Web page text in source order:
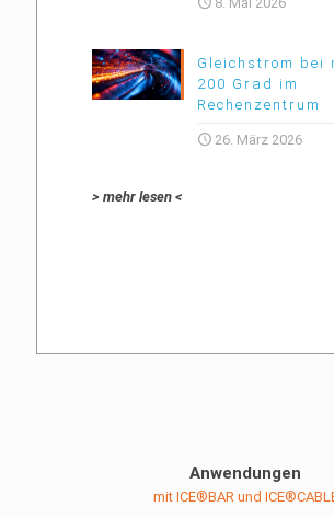
Gleichstrom bei
200 Grad im
Rechenzentrum
26. März 2026
> mehr lesen <
Anwendungen
mit ICE®BAR und